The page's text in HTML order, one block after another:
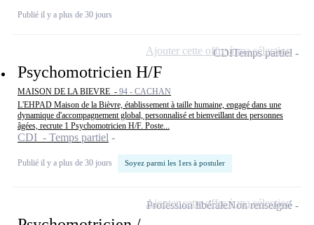
Publié il y a plus de 30 jours
Psychomotricien H/F
MAISON DE LA BIEVRE - 94 - CACHAN
L'EHPAD Maison de la Bièvre, établissement à taille humaine, engagé dans une
dynamique d'accompagnement global, personnalisé et bienveillant des personnes
âgées, recrute 1 Psychomotricien H/F. Poste...
CDI - Temps partiel
Publié il y a plus de 30 jours Soyez parmi les 1ers à postuler
CDITemps partiel
Ajouter cette offre à ma sélection
Profession libéraleNon renseigné
Ajouter cette offre à ma sélection